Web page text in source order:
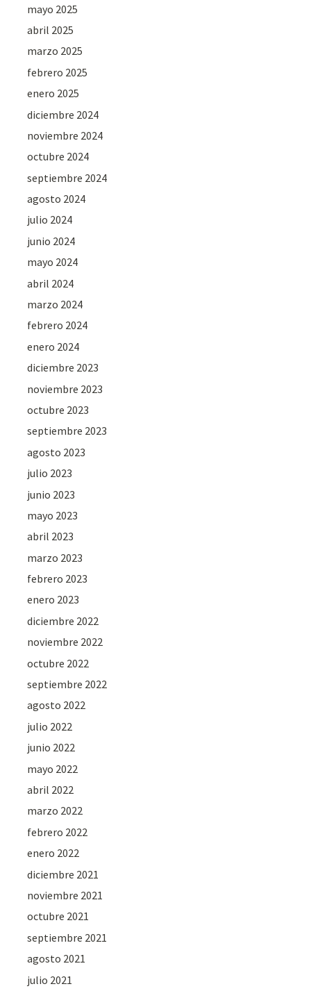
mayo 2025
abril 2025
marzo 2025
febrero 2025
enero 2025
diciembre 2024
noviembre 2024
octubre 2024
septiembre 2024
agosto 2024
julio 2024
junio 2024
mayo 2024
abril 2024
marzo 2024
febrero 2024
enero 2024
diciembre 2023
noviembre 2023
octubre 2023
septiembre 2023
agosto 2023
julio 2023
junio 2023
mayo 2023
abril 2023
marzo 2023
febrero 2023
enero 2023
diciembre 2022
noviembre 2022
octubre 2022
septiembre 2022
agosto 2022
julio 2022
junio 2022
mayo 2022
abril 2022
marzo 2022
febrero 2022
enero 2022
diciembre 2021
noviembre 2021
octubre 2021
septiembre 2021
agosto 2021
julio 2021